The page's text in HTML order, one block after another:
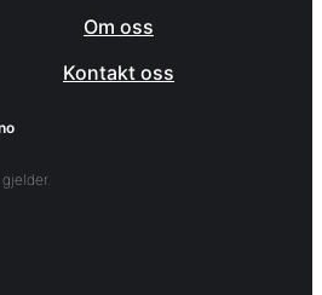
Om oss
Kontakt oss